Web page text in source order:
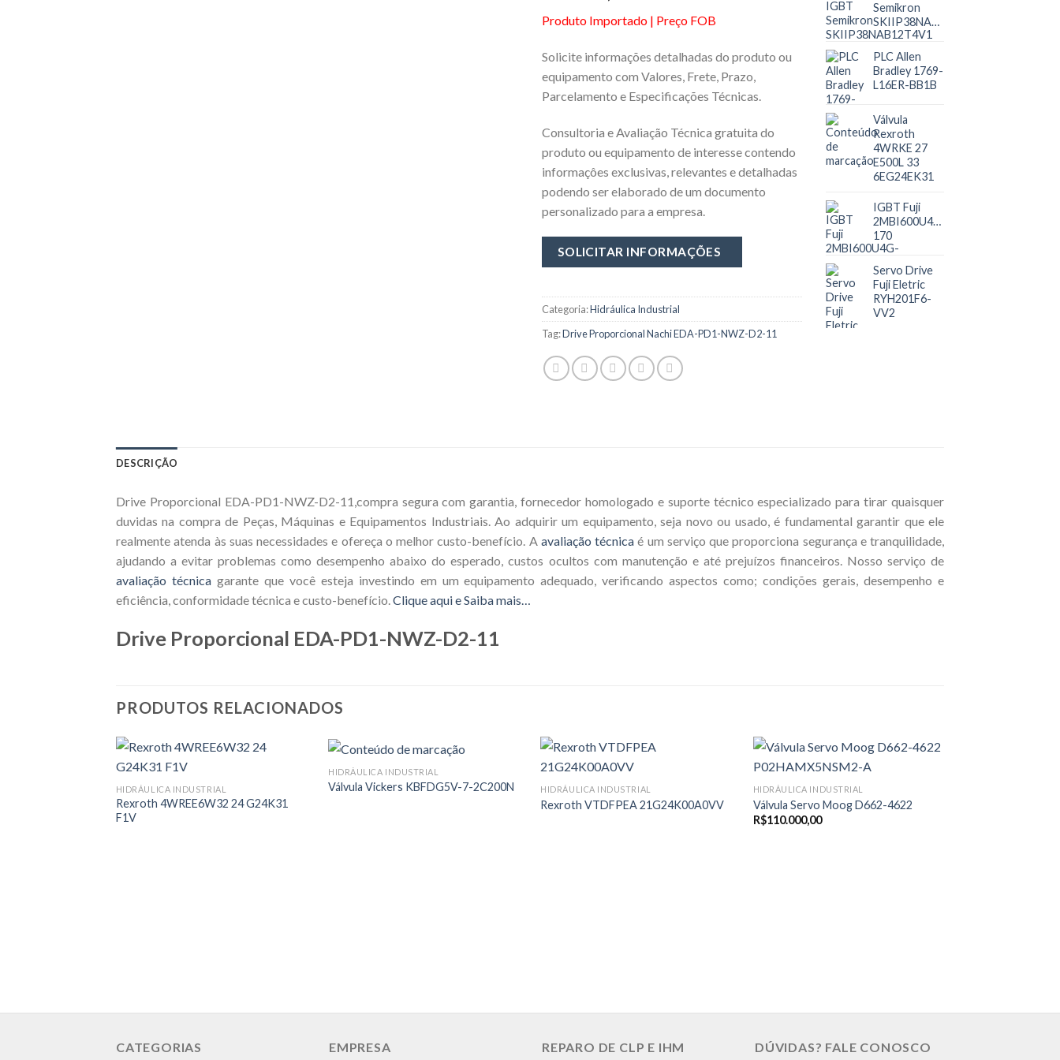
Produto Importado | Preço FOB
Solicite informações detalhadas do produto ou
equipamento com Valores, Frete, Prazo,
Parcelamento e Especificações Técnicas.
Consultoria e Avaliação Técnica gratuita do
produto ou equipamento de interesse contendo
informaçôes exclusivas, relevantes e detalhadas
podendo ser elaborado de um documento
personalizado para a empresa.
Categoria:Hidráulica Industrial
Tag:Drive Proporcional Nachi EDA-PD1-NWZ-D2-11
Semikron
SKIIP38NAB12T4V1
PLC Allen
Bradley 1769-
L16ER-BB1B
Válvula
Rexroth
4WRKE 27
E500L 33
6EG24EK31
IGBT Fuji
2MBI600U4G-
170
Servo Drive
Fuji Eletric
RYH201F6-
VV2
DESCRIÇÃO
Drive Proporcional EDA-PD1-NWZ-D2-11,compra segura com garantia, fornecedor homologado e suporte técnico especializado para tirar quaisquer
duvidas na compra de Peças, Máquinas e Equipamentos Industriais. Ao adquirir um equipamento, seja novo ou usado, é fundamental garantir que ele
realmente atenda às suas necessidades e ofereça o melhor custo-benefício. A avaliação técnica é um serviço que proporciona segurança e tranquilidade,
ajudando a evitar problemas como desempenho abaixo do esperado, custos ocultos com manutenção e até prejuízos financeiros. Nosso serviço de
avaliação técnicagarante que você esteja investindo em um equipamento adequado, verificando aspectos como; condições gerais, desempenho e
eficiência, conformidade técnica e custo-benefício. Clique aqui e Saiba mais…
Drive Proporcional EDA-PD1-NWZ-D2-11
PRODUTOS RELACIONADOS
HIDRÁULICA INDUSTRIAL
Rexroth 4WREE6W32 24 G24K31
F1V
HIDRÁULICA INDUSTRIAL
Válvula Vickers KBFDG5V-7-2C200N HIDRÁULICA INDUSTRIAL
Rexroth VTDFPEA 21G24K00A0VV
HIDRÁULICA INDUSTRIAL
Válvula Servo Moog D662-4622
R$110.000,00
CATEGORIAS EMPRESA REPARO DE CLP E IHM DÚVIDAS? FALE CONOSCO